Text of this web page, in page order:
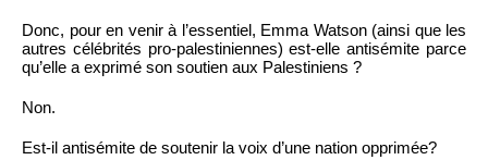
Donc, pour en venir à l’essentiel, Emma Watson (ainsi que les
autres célébrités pro-palestiniennes) est-elle antisémite parce
qu’elle a exprimé son soutien aux Palestiniens ?
Non.
Est-il antisémite de soutenir la voix d’une nation opprimée?